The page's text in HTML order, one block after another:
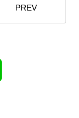
PREV